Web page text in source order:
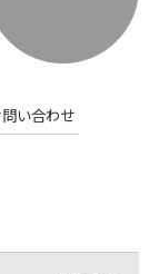
い合わせ